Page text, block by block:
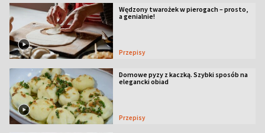
Wędzony twarożek w pierogach – prosto,
a genialnie!
Przepisy
Domowe pyzy z kaczką. Szybki sposób na
elegancki obiad
Przepisy